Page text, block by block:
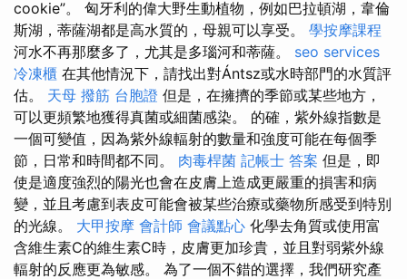
cookie”。 匈牙利的偉大野生動植物，例如巴拉頓湖，韋倫
斯湖，蒂薩湖都是高水質的，母親可以享受。 學按摩課程
河水不再那麼多了，尤其是多瑙河和蒂薩。 seo services
冷凍櫃 在其他情況下，請找出對Ántsz或水時部門的水質評
估。 天母 撥筋 台胞證 但是，在擁擠的季節或某些地方，
可以更頻繁地獲得真菌或細菌感染。 的確，紫外線指數是
一個可變值，因為紫外線輻射的數量和強度可能在每個季
節，日常和時間都不同。 肉毒桿菌 記帳士 答案 但是，即
使是適度強烈的陽光也會在皮膚上造成更嚴重的損害和病
變，並且考慮到表皮可能會被某些治療或藥物所感受到特別
的光線。 大甲按摩 會計師 會議點心 化學去角質或使用富
含維生素C的維生素C時，皮膚更加珍貴，並且對弱紫外線
輻射的反應更為敏感。 為了一個不錯的選擇，我們研究產